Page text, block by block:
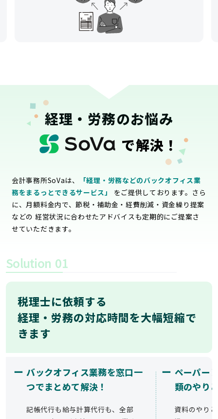
経理・労務のお悩み
で解決！
会計事務所SoVaは、
「経理・労務などのバックオフィス業
務をまるっとできるサービス」
をご提供しております。さら
に、月額料金内で、節税・補助金・経費削減・資金繰り提案
などの 経営状況に合わせたアドバイスも定期的にご提案さ
せていただきます。
Solution 01
税理士に依頼する
経理・労務の対応時間を大幅短縮で
きます
ー バックオフィス業務を窓口一
つでまとめて解決！
記帳代行も給与計算代行も、全部
ー ペーパー
類のやり
資料のやり